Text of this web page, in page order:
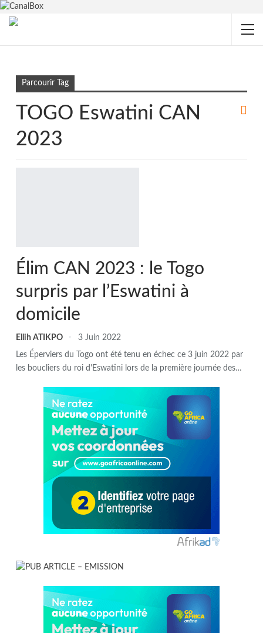
Parcourir Tag
TOGO Eswatini CAN
2023
Élim CAN 2023 : le Togo
surpris par l’Eswatini à
domicile
Ellih ATIKPO 3 Juin 2022
Les Éperviers du Togo ont été tenu en échec ce 3 juin 2022 par
les boucliers du roi d'Eswatini lors de la première journée des…